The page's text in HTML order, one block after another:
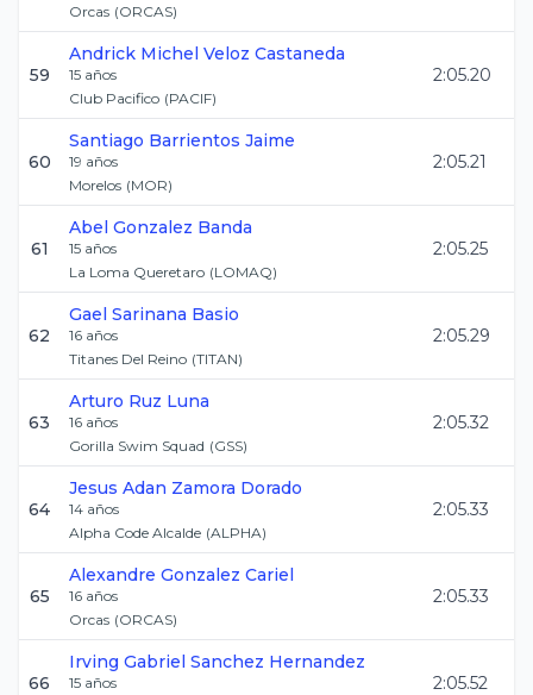
Orcas (ORCAS)
59
Andrick Michel Veloz Castaneda
15 años
Club Pacifico (PACIF)
2:05.20
60
Santiago Barrientos Jaime
19 años
Morelos (MOR)
2:05.21
61
Abel Gonzalez Banda
15 años
La Loma Queretaro (LOMAQ)
2:05.25
62
Gael Sarinana Basio
16 años
Titanes Del Reino (TITAN)
2:05.29
63
Arturo Ruz Luna
16 años
Gorilla Swim Squad (GSS)
2:05.32
64
Jesus Adan Zamora Dorado
14 años
Alpha Code Alcalde (ALPHA)
2:05.33
65
Alexandre Gonzalez Cariel
16 años
Orcas (ORCAS)
2:05.33
66
Irving Gabriel Sanchez Hernandez
15 años
2:05.52